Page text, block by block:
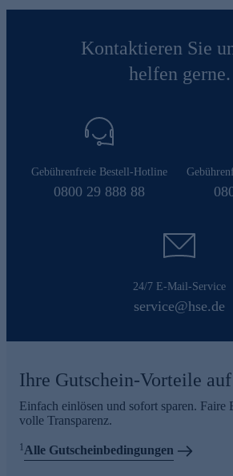
Kontaktieren Sie
helfen gerne.
Gebührenfreie Bestell-Hotline
0800 29 888 88
24/7 E-Mail-Service
service@hse.de
Ihre Gutschein-Vorteile
Einfach einlösen und sofort sparen. Faire
volle Transparenz.
1Alle Gutscheinbedingungen